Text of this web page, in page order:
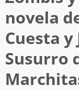
novela
Cuesta y
Susurro